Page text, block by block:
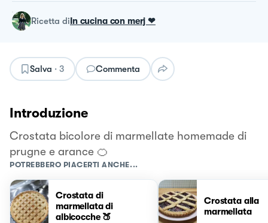
ricetta diIn cucina con merj ❤
Salva · 3 Commenta
Introduzione
Crostata bicolore di marmellate homemade di
prugne e arance 🍊
POTREBBERO PIACERTI ANCHE...
Crostata di
marmellata di
albicocche 🍑
Crostata alla
marmellata